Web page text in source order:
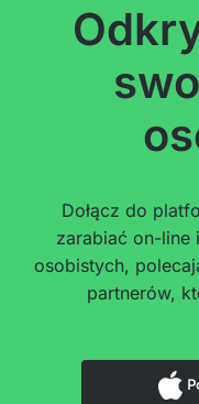
Dołącz do
zarabiać on-line
osobistych,
partnerów,